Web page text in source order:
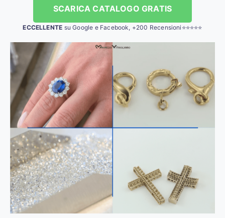
SCARICA CATALOGO GRATIS
ECCELLENTE su Google e Facebook, +200 Recensioni⭐⭐⭐⭐⭐